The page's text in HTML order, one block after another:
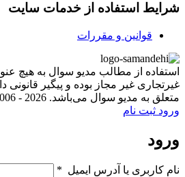
شرایط استفاده از خدمات سایت
قوانین و مقررات
استفاده از مطالب مدیو سوال به هیچ
غیرتجاری غیر مجاز بوده و پیگیر قانونی
متعلق به مدیو سوال می‌باشد. Copyright © 2006 - 2026
ورود ثبت نام
ورود
نام کاربری یا آدرس ایمیل *